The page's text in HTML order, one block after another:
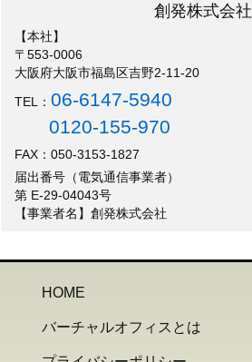
創発株式会社
【本社】
〒553-0006
大阪府大阪市福島区吉野2-11-20
TEL：06-6147-5940
0120-155-970
FAX：050-3153-1827
届出番号（電気通信事業者）
第 E-29-04043号
【事業者名】創発株式会社
HOME
バーチャルオフィスとは